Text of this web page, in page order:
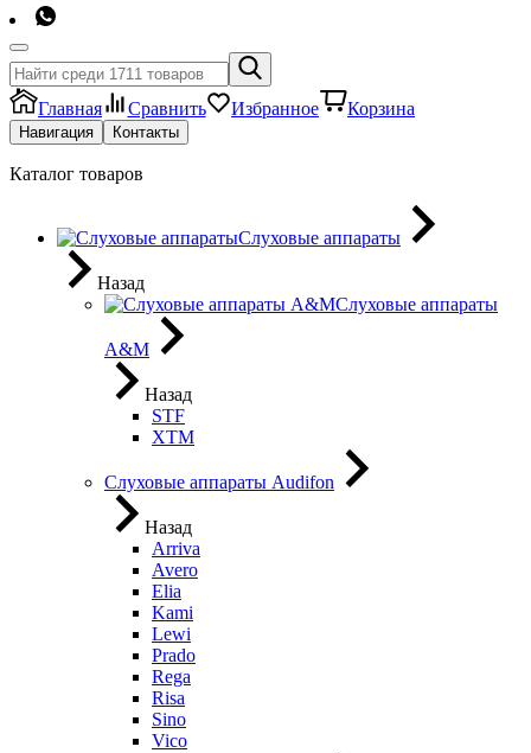
Главная Сравнить Избранное Корзина
Навигация Контакты
Каталог товаров
Слуховые аппараты
Назад
Слуховые аппараты
A&M
Назад
STF
XTM
Слуховые аппараты Audifon
Назад
Arriva
Avero
Elia
Kami
Lewi
Prado
Rega
Risa
Sino
Vico